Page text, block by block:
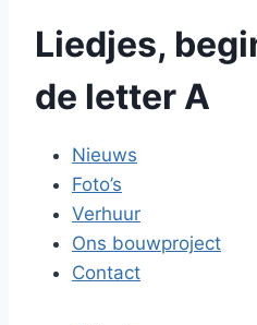
Liedjes,
de letter A
Nieuws
Foto’s
Verhuur
Ons bouwproject
Contact